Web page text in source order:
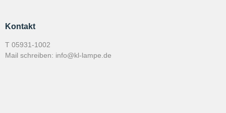
Kontakt
T 05931-1002
Mail schreiben: info@kl-lampe.de